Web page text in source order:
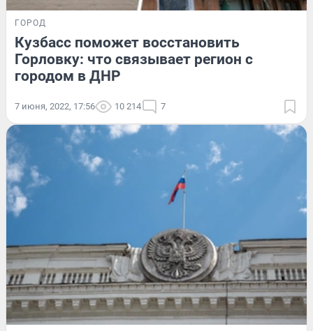
ГОРОД
Кузбасс поможет восстановить
Горловку: что связывает регион с
городом в ДНР
7 июня, 2022, 17:56 10 214 7